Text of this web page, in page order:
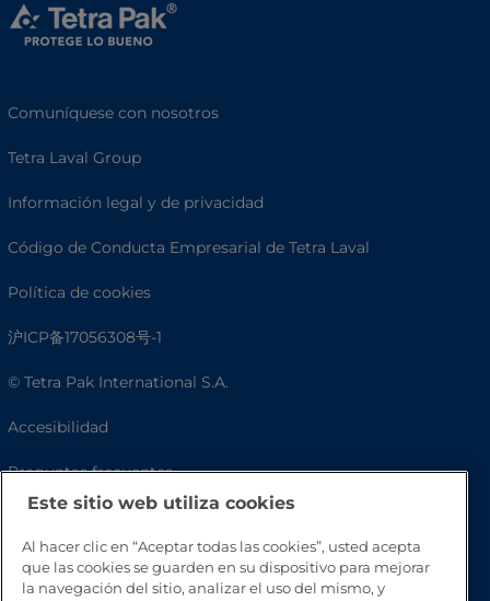
Comuníquese con nosotros
Tetra Laval Group
Información legal y de privacidad
Código de Conducta Empresarial de Tetra Laval
Política de cookies
沪ICP备17056308号-1
© Tetra Pak International S.A.
Accesibilidad
Preguntas frecuentes
Este sitio web utiliza cookies
Al hacer clic en “Aceptar todas las cookies”, usted acepta
que las cookies se guarden en su dispositivo para mejorar
la navegación del sitio, analizar el uso del mismo, y